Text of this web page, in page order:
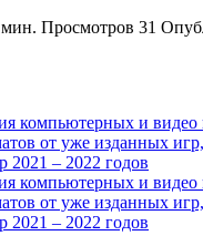
Просмотров 31
компьютерных и видео
от уже изданных
2021 – 2022 годов
компьютерных и видео
от уже изданных
2021 – 2022 годов